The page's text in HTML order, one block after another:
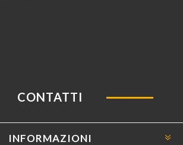
CONTATTI
INFORMAZIONI